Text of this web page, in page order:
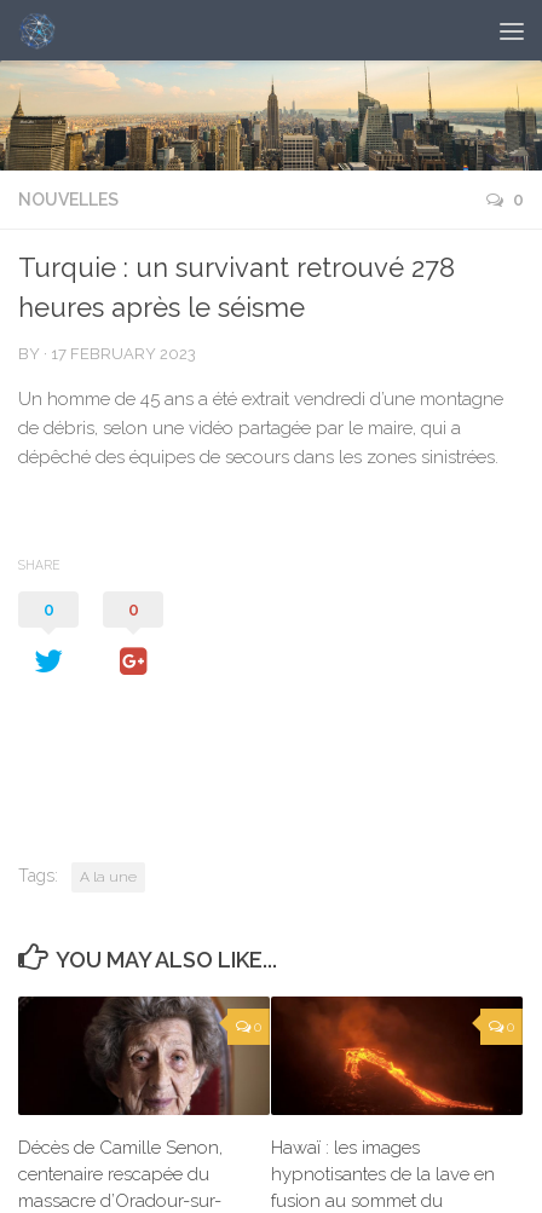
NOUVELLES 0
Turquie : un survivant retrouvé 278
heures après le séisme
BY · 17 FEBRUARY 2023
Un homme de 45 ans a été extrait vendredi d’une montagne
de débris, selon une vidéo partagée par le maire, qui a
dépêché des équipes de secours dans les zones sinistrées.
SHARE
0 0
Tags: A la une
YOU MAY ALSO LIKE...
0
Décès de Camille Senon,
centenaire rescapée du
massacre d’Oradour-sur-
0
Hawaï : les images
hypnotisantes de la lave en
fusion au sommet du